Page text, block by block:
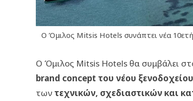
Ο Όμιλος Mitsis Hotels συνάπτει νέα
Ο Όμιλος Mitsis Hotels θα συμβάλει
brand concept του νέου
των τεχνικών, σχεδιαστικών και